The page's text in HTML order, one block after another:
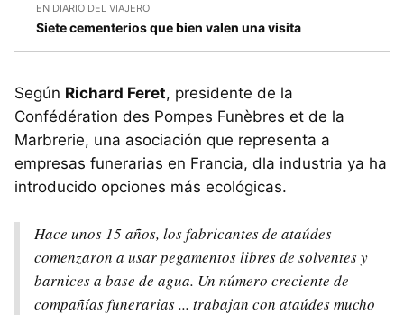
EN DIARIO DEL VIAJERO
Siete cementerios que bien valen una visita
Según Richard Feret, presidente de la
Confédération des Pompes Funèbres et de la
Marbrerie, una asociación que representa a
empresas funerarias en Francia, dla industria ya ha
introducido opciones más ecológicas.
Hace unos 15 años, los fabricantes de ataúdes
comenzaron a usar pegamentos libres de solventes y
barnices a base de agua. Un número creciente de
compañías funerarias ... trabajan con ataúdes mucho